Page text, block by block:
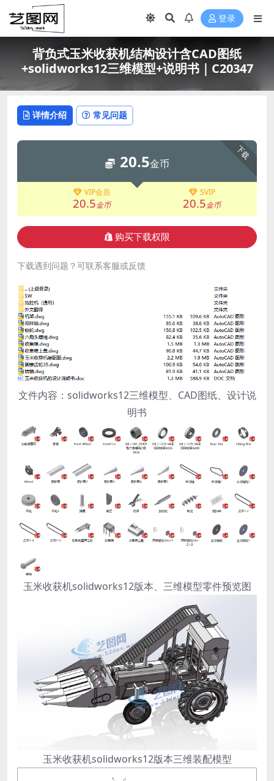
登录
背负式玉米收获机结构设计含CAD图纸
+solidworks12三维模型+说明书｜C20347
详情介绍 常见问题
下载
20.5金币
VIP会员
20.5金币
SVIP
20.5金币
购买下载权限
下载遇到问题？可联系客服或反馈
文件内容：solidworks12三维模型、CAD图纸、设计说
明书
玉米收获机solidworks12版本、三维模型零件预览图
玉米收获机solidworks12版本三维装配模型